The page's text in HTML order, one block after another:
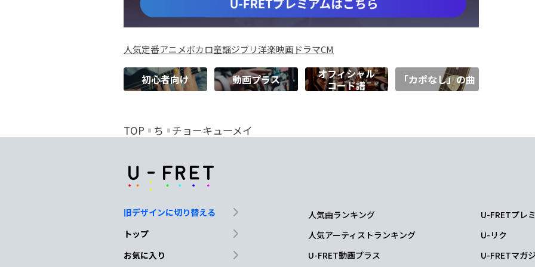
人気定番アニメボカロ童謡ジブリ洋楽映画ドラマCM
初心者向け 動画プラス
オフィシャル
コード譜
「カポなし」の曲
TOP ち チョーキューメイ
旧デザインに切り替える
トップ
お気に入り
人気曲ランキング
人気アーティストランキング
U-FRET動画プラス
U-FRETプレ
U-リク
U-FRETマガ